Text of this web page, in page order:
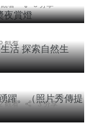
看 3 分享
生活 探索自
觀看
踴躍。（照片
觀看 3 分享
才論述